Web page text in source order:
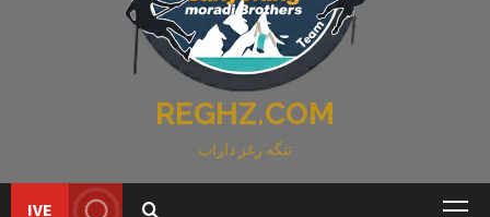
REGHZ.COM
تنگه رغز داراب
IVE